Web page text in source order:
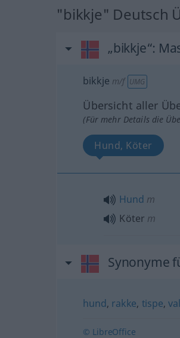
"bikkje" Deutsch
„bikkje“:
bikkje m/f UMG
Übersicht aller
(Für mehr Details die
Hund, Köter
Hund m
Köter m
Synonyme
hund, rakke, tispe,
© LibreOffice